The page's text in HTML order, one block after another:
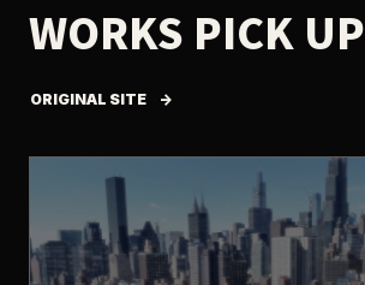
WORKS PICK UP
ORIGINAL SITE